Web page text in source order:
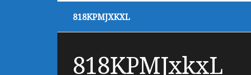
818KPMJXKXL
818KPMJxkxL